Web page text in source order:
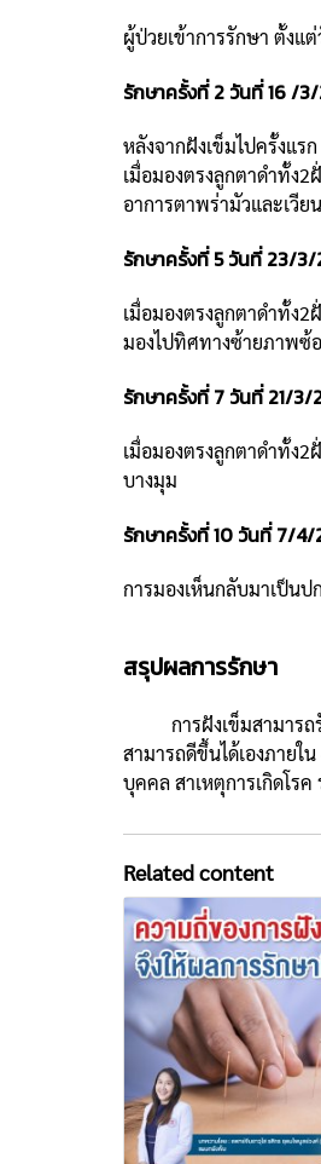
ผู้ป่วยเข้าการรักษา ตั้งแ
รักษาครั้งที่ 2 วันที่ 16 /
หลังจากฝังเข็มไปครั้งแร
เมื่อมองตรงลูกตาดำทั้ง
อาการตาพร่ามัวและเวี
รักษาครั้งที่ 5 วันที่ 23/3/
เมื่อมองตรงลูกตาดำทั้ง
มองไปทิศทางซ้ายภาพซ้
รักษาครั้งที่ 7 วันที่ 21/3/
เมื่อมองตรงลูกตาดำทั้ง
บางมุม
รักษาครั้งที่ 10 วันที่ 7/4/
การมองเห็นกลับมาเป็น
สรุปผลการรักษา
การฝังเข็มสามารถรั
สามารถดีขึ้นได้เองภาย
บุคคล สาเหตุการเกิดโร
Related content